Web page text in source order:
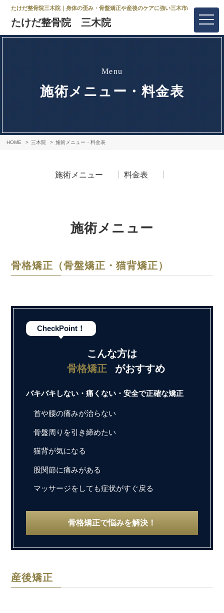
たけだ整骨院三木院｜身体の歪み・骨盤矯正や産後のケアに強い三木市の整骨院
たけだ整骨院 三木院
menu
施術メニュー・料金表
HOME 三木院 施術メニュー・料金表
施術メニュー 料金表
施術メニュー
骨格矯正（骨盤矯正・猫背矯正）
CheckPoint！
こんな方は
骨格矯正
がおすすめ
バキバキしない・痛くない・安全で正確な矯正
首や腰の痛みが治らない
骨盤周りを引き締めたい
猫背が気になる
股関節に痛みがある
マッサージをしても症状がすぐ戻る
骨格矯正で悩みを解決！
産後矯正